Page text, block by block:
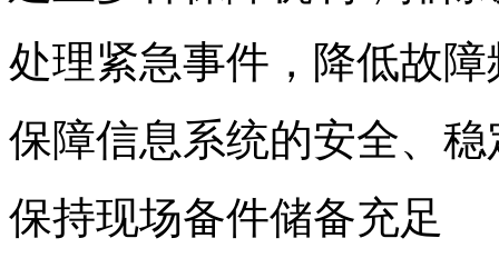
处理紧急事件，降低故
保障信息系统的安全
保持现场备件储备充足